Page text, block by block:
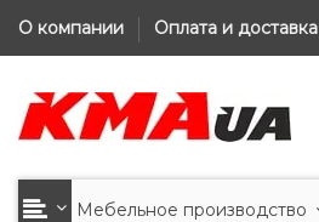
О компании Оплата и доставка
Мебельное производство